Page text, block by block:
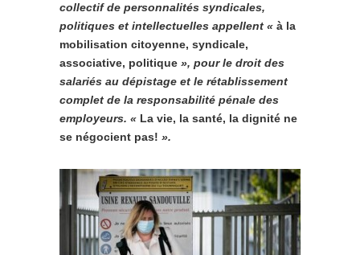
collectif de personnalités syndicales,
politiques et intellectuelles appellent « à la
mobilisation citoyenne, syndicale,
associative, politique », pour le droit des
salariés au dépistage et le rétablissement
complet de la responsabilité pénale des
employeurs. « La vie, la santé, la dignité ne
se négocient pas! ».